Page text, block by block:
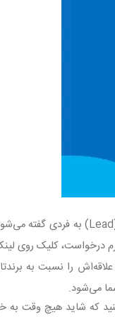
به فردی گفته
درخواست، کلیک روی
را نسبت به
می‌شود.
که شاید هیچ وقت به